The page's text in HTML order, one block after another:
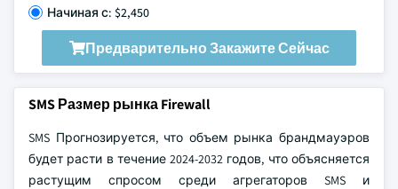
Начиная с: $2,450
Предварительно Закажите Сейчас
SMS Размер рынка Firewall
SMS Прогнозируется, что объем рынка брандмауэров
будет расти в течение 2024-2032 годов, что объясняется
растущим спросом среди агрегаторов SMS и